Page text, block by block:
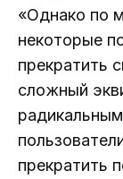
«Однако по
некоторые
прекратить
сложный
прекратить